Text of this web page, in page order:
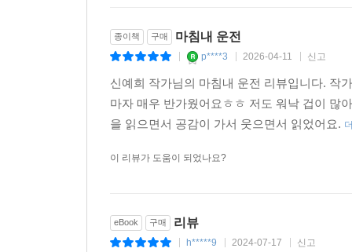
종이책 구매 마침내 운전
p****3 2026-04-11 신고
신예희 작가님의 마침내 운전 리뷰입니다. 작
마자 매우 반가웠어요ㅎㅎ 저도 워낙 겁이 많
을 읽으면서 공감이 가서 웃으면서 읽었어요.
이 리뷰가 도움이 되었나요?
eBook 구매 리뷰
h*****9 2024-07-17 신고